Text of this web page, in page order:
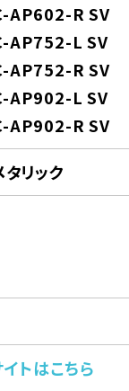
AP602-R SV
AP752-L SV
AP752-R SV
AP902-L SV
AP902-R SV
リック
トはこちら